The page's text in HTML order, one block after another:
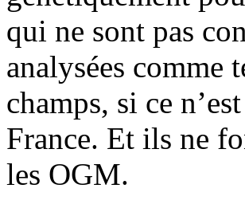
qui ne sont pas
analysées comme
champs, si ce
France. Et ils ne
les OGM.